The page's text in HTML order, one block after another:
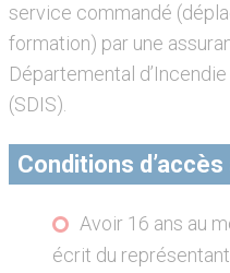
service commandé
formation) par une
Départemental
(SDIS).
Conditions
Avoir 16 ans au
écrit du